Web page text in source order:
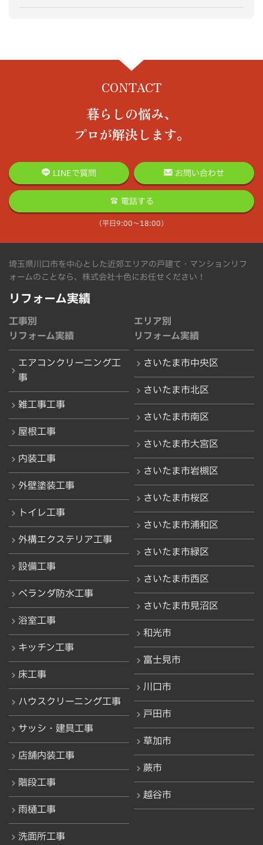
CONTACT
暮らしの悩み、
プロが解決します。
LINEで質問 お問い合わせ
電話する
（平日9:00〜18:00）
埼玉県川口市を中心とした近郊エリアの戸建て・マンションリフ
ォームのことなら、株式会社十色にお任せください！
リフォーム実績
工事別
リフォーム実績
エアコンクリーニング工
事
雑工事工事
屋根工事
内装工事
外壁塗装工事
トイレ工事
外構エクステリア工事
設備工事
ベランダ防水工事
浴室工事
キッチン工事
床工事
ハウスクリーニング工事
サッシ・建具工事
店舗内装工事
階段工事
雨樋工事
洗面所工事
エリア別
リフォーム実績
さいたま市中央区
さいたま市北区
さいたま市南区
さいたま市大宮区
さいたま市岩槻区
さいたま市桜区
さいたま市浦和区
さいたま市緑区
さいたま市西区
さいたま市見沼区
和光市
富士見市
川口市
戸田市
草加市
蕨市
越谷市